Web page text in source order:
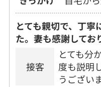
とても親切で、丁寧
た。妻も感謝してお
接客
とても分
度も説明
うござい